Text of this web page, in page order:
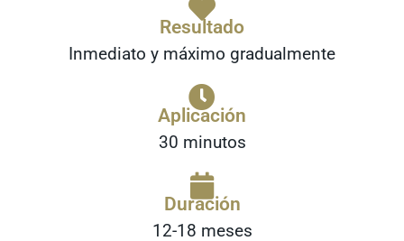
Resultado
Inmediato y máximo gradualmente
Aplicación
30 minutos
Duración
12-18 meses